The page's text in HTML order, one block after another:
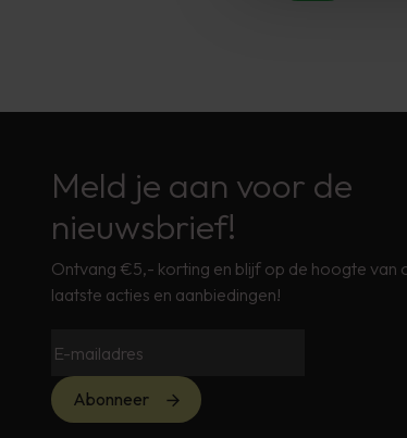
Meld je aan voor de
nieuwsbrief!
Ontvang €5,- korting en blijf op de hoogte van
laatste acties en aanbiedingen!
Abonneer